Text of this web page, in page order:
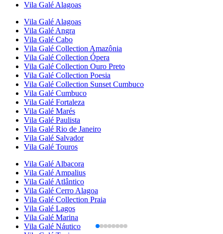
Vila Galé Alagoas
Vila Galé Alagoas
Vila Galé Angra
Vila Galé Cabo
Vila Galé Collection Amazônia
Vila Galé Collection Ópera
Vila Galé Collection Ouro Preto
Vila Galé Collection Poesia
Vila Galé Collection Sunset Cumbuco
Vila Galé Cumbuco
Vila Galé Fortaleza
Vila Galé Marés
Vila Galé Paulista
Vila Galé Rio de Janeiro
Vila Galé Salvador
Vila Galé Touros
Vila Galé Albacora
Vila Galé Ampalius
Vila Galé Atlântico
Vila Galé Cerro Alagoa
Vila Galé Collection Praia
Vila Galé Lagos
Vila Galé Marina
Vila Galé Náutico